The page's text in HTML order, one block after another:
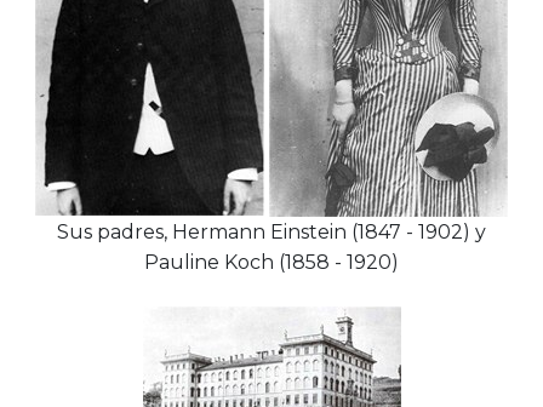
Sus padres, Hermann Einstein (1847 - 1902) y
Pauline Koch (1858 - 1920)